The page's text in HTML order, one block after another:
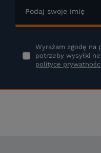
Podaj swoje imię
Wyrażam zgodę na
potrzeby wysyłki
polityce